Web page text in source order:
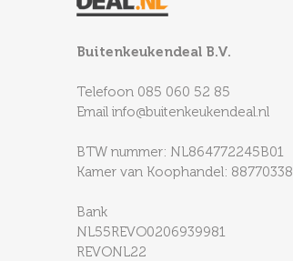
Buitenkeukendeal B.V.
Telefoon 085 060 52 85
Email info@buitenkeukendeal.nl
BTW nummer: NL864772245B01
Kamer van Koophandel: 88770338
Bank
NL55REVO0206939981
REVONL22